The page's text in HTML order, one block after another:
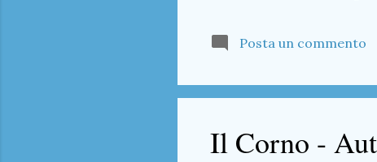
da NIKOLAJEWKA - I
Spert, Ol Casciador Il
Posta un commento
Il Corno -